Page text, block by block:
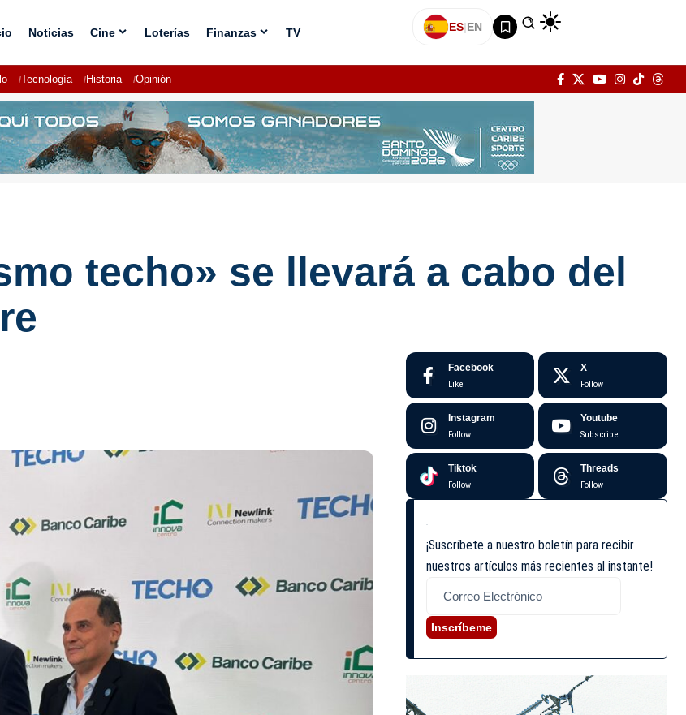
Noticias Cine Loterías Finanzas TV ES|EN
Tecnología Historia Opinión
techo» se llevará a cabo del
Facebook
Like
X
Follow
Instagram
Follow
Youtube
Subscribe
Tiktok
Follow
Threads
Follow
¡Suscríbete a nuestro boletín para recibir
nuestros artículos más recientes al instante!
Inscríbeme